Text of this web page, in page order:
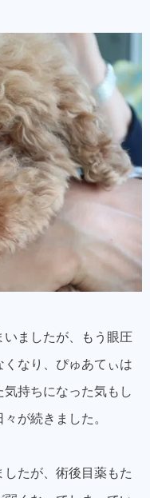
ましたが、もう眼圧
なり、ぴゅあてぃは
持ちになった気もし
が続きました。
たが、術後目薬もた